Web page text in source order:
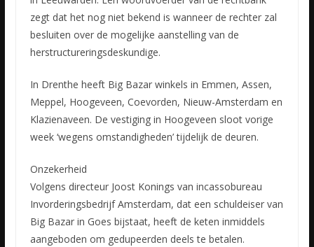
zegt dat het nog niet bekend is wanneer de rechter zal
besluiten over de mogelijke aanstelling van de
herstructureringsdeskundige.
In Drenthe heeft Big Bazar winkels in Emmen, Assen,
Meppel, Hoogeveen, Coevorden, Nieuw-Amsterdam en
Klazienaveen. De vestiging in Hoogeveen sloot vorige
week ‘wegens omstandigheden’ tijdelijk de deuren.
Onzekerheid
Volgens directeur Joost Konings van incassobureau
Invorderingsbedrijf Amsterdam, dat een schuldeiser van
Big Bazar in Goes bijstaat, heeft de keten inmiddels
aangeboden om gedupeerden deels te betalen.